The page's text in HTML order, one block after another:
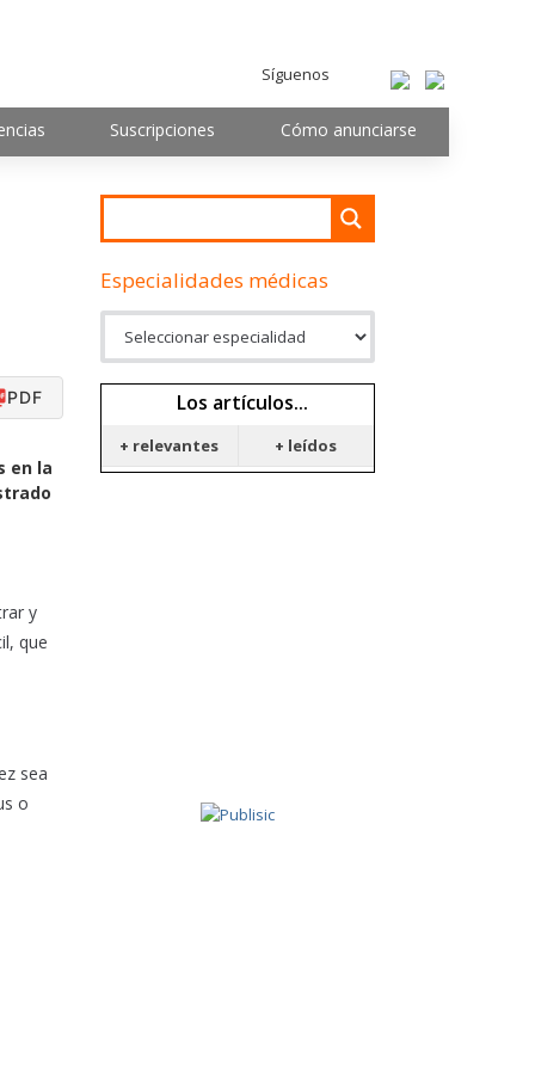
Síguenos
Suscripciones Cómo anunciarse
PDF
en la
y
que
sea
o
Especialidades médicas
Los artículos...
+ relevantes + leídos